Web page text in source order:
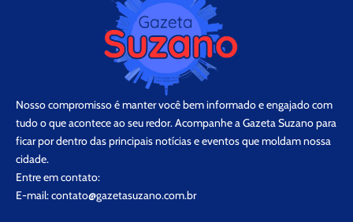
Nosso compromisso é manter você bem informado e engajado com
tudo o que acontece ao seu redor. Acompanhe a Gazeta Suzano para
ficar por dentro das principais notícias e eventos que moldam nossa
cidade.
Entre em contato:
E-mail:contato@gazetasuzano.com.br